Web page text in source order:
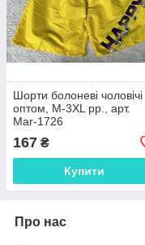
Шорти болоневі чоловічі
оптом, M-3XL рр., арт.
Mar-1726
167 ₴
Купити
Про нас